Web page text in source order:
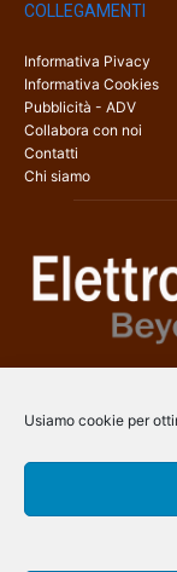
Usiamo cookie per
COLLEGAMENTI
Informativa Pivacy
Informativa Cookies
Pubblicità - ADV
Collabora con noi
Contatti
Chi siamo
una copertura a 360°